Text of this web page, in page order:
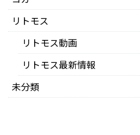
リトモス
リトモス動画
リトモス最新情報
未分類